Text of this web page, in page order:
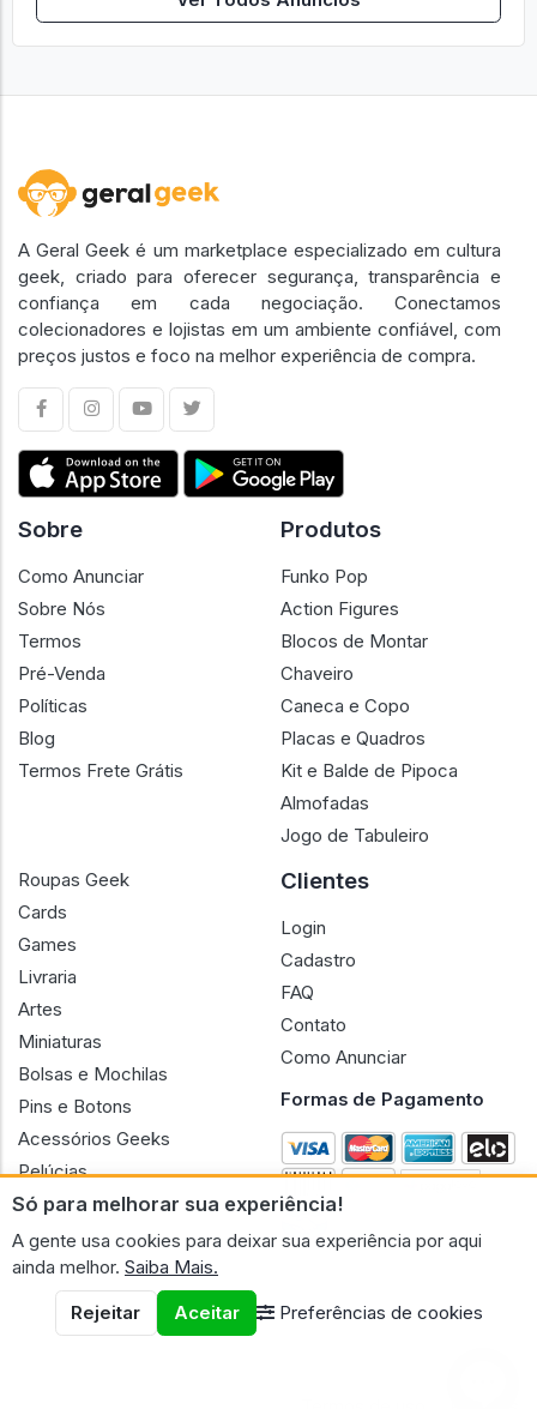
Só para melhorar sua experiência!
A gente usa cookies para deixar sua experiência por aqui
ainda melhor. Saiba Mais.
Rejeitar
Aceitar Preferências de cookies
A Geral Geek é um marketplace especializado em cultura
geek, criado para oferecer segurança, transparência e
confiança em cada negociação. Conectamos
colecionadores e lojistas em um ambiente confiável, com
preços justos e foco na melhor experiência de compra.
Sobre
Como Anunciar
Sobre Nós
Termos
Pré-Venda
Políticas
Blog
Termos Frete Grátis
Produtos
Funko Pop
Action Figures
Blocos de Montar
Chaveiro
Caneca e Copo
Placas e Quadros
Kit e Balde de Pipoca
Almofadas
Jogo de Tabuleiro
Roupas Geek
Cards
Games
Livraria
Artes
Miniaturas
Bolsas e Mochilas
Pins e Botons
Acessórios Geeks
Pelúcias
Bonecas
Clientes
Login
Cadastro
FAQ
Contato
Como Anunciar
Formas de Pagamento
CNPJ n.º 30.220.458/0001-17 - GERAL GEEK PORTAL ELETRONICO